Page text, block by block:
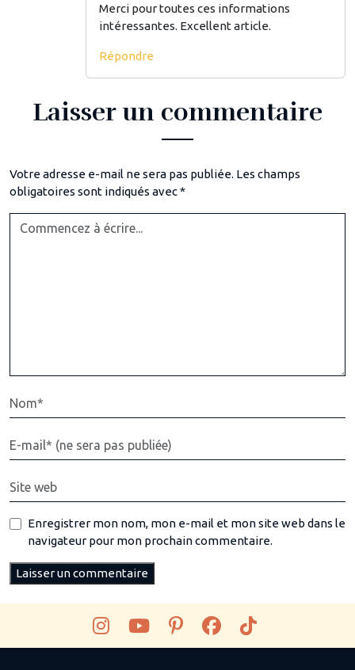
Merci pour toutes ces informations
intéressantes. Excellent article.
Répondre
Laisser un commentaire
Votre adresse e-mail ne sera pas publiée. Les champs
obligatoires sont indiqués avec*
Enregistrer mon nom, mon e-mail et mon site web dans le
navigateur pour mon prochain commentaire.